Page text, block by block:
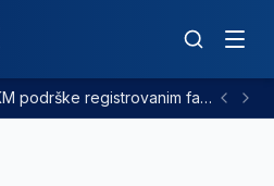
ZDK odobrio 2,38 miliona KM podrške registrovanim farmama goveda